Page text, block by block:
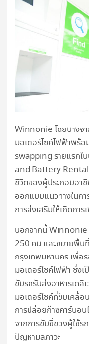
Winnonie โดยบางจา
มอเตอร์ไซค์ไฟฟ้าพร้
swapping รายแรกใ
and Battery
ชีวิตของผู้ประกอบอา
ออกแบบแนวทางในกา
การส่งเสริมให้เกิดกา
นอกจากนี้ Winnonie
250 คน และขยายพื้นที่
กรุงเทพมหานคร เพื่อ
มอเตอร์ไซค์ไฟฟ้า ซึ่งเ
ขับรถรับส่งอาหารเดลิ
มอเตอร์ไซค์ที่ขับเคลื่อ
การปล่อยก๊าซคาร์บอ
จากการขับขี่ของผู้ใช้
ปัญหามลภาวะ